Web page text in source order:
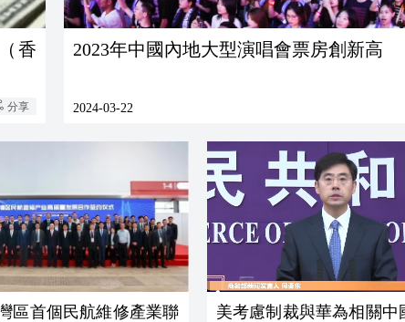
香
分享
2023年中國內地大型演唱會票房創新高
2024-03-22
區首個民航維修產業聯
美考慮制裁與華為相關中